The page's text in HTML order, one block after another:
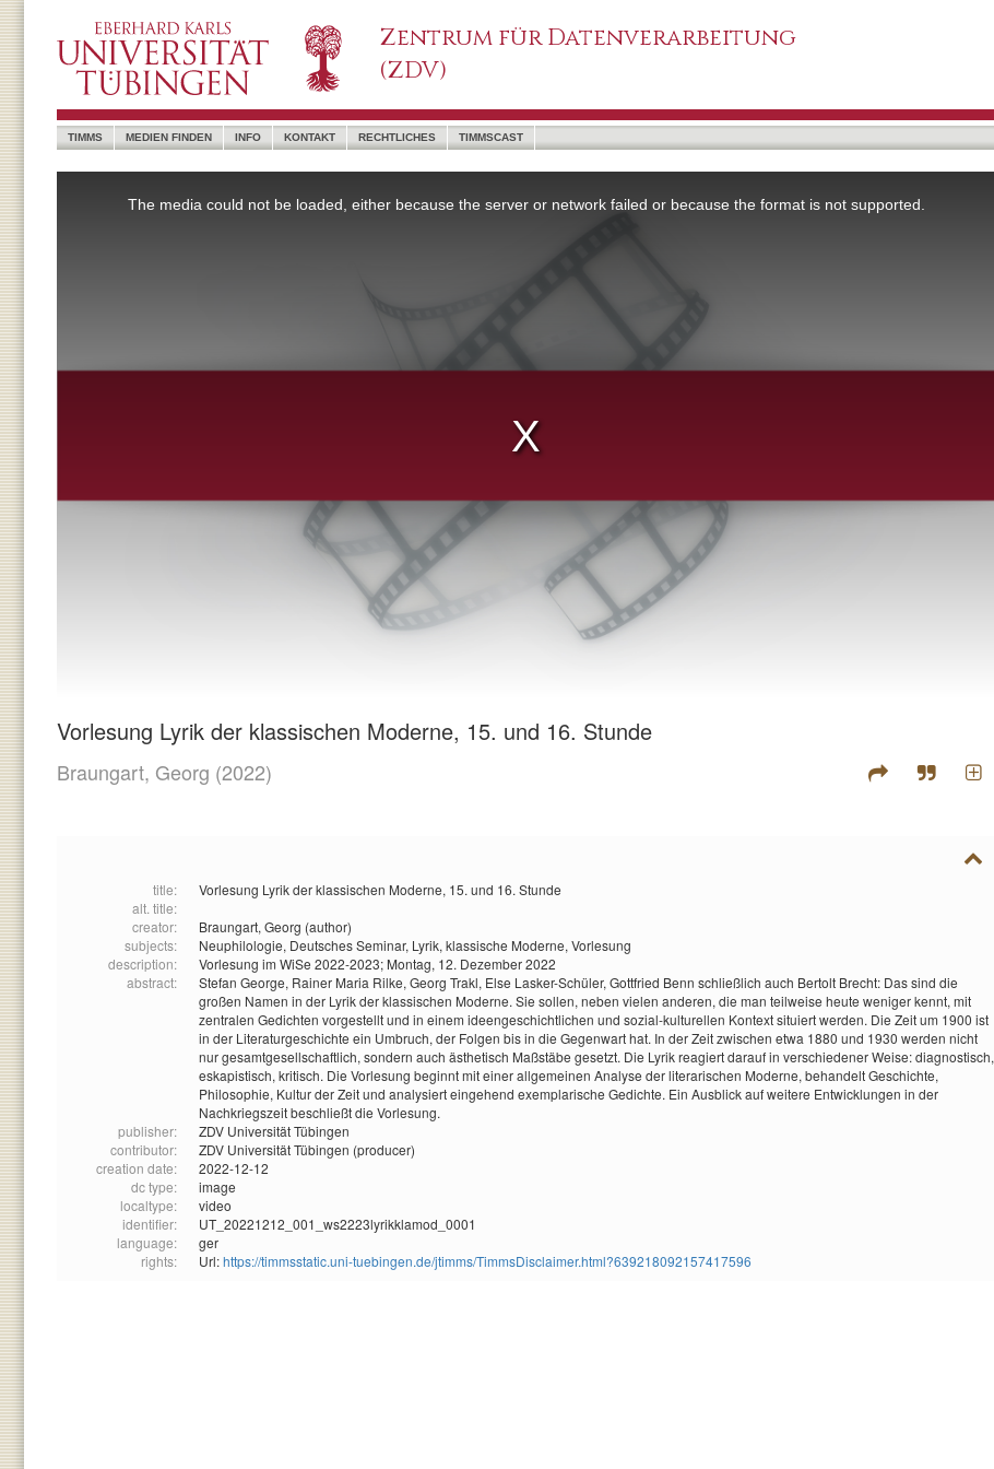
Zentrum für Datenverarbeitung
(ZDV)
TIMMS MEDIEN FINDEN INFO KONTAKT RECHTLICHES TIMMSCAST
Vorlesung Lyrik der klassischen Moderne, 15. und 16. Stunde
Braungart, Georg (2022)
title:
Vorlesung Lyrik der klassischen Moderne, 15. und 16. Stunde
alt. title:
creator:
Braungart, Georg (author)
subjects:
Neuphilologie, Deutsches Seminar, Lyrik, klassische Moderne, Vorlesung
description:
Vorlesung im WiSe 2022-2023; Montag, 12. Dezember 2022
abstract:
Stefan George, Rainer Maria Rilke, Georg Trakl, Else Lasker-Schüler, Gottfried Benn schließlich auch Bertolt Brecht: Das sind die
großen Namen in der Lyrik der klassischen Moderne. Sie sollen, neben vielen anderen, die man teilweise heute weniger kennt, mit
zentralen Gedichten vorgestellt und in einem ideengeschichtlichen und sozial-kulturellen Kontext situiert werden. Die Zeit um 1900 ist
in der Literaturgeschichte ein Umbruch, der Folgen bis in die Gegenwart hat. In der Zeit zwischen etwa 1880 und 1930 werden nicht
nur gesamtgesellschaftlich, sondern auch ästhetisch Maßstäbe gesetzt. Die Lyrik reagiert darauf in verschiedener Weise: diagnostisch,
eskapistisch, kritisch. Die Vorlesung beginnt mit einer allgemeinen Analyse der literarischen Moderne, behandelt Geschichte,
Philosophie, Kultur der Zeit und analysiert eingehend exemplarische Gedichte. Ein Ausblick auf weitere Entwicklungen in der
Nachkriegszeit beschließt die Vorlesung.
publisher:
ZDV Universität Tübingen
contributor:
ZDV Universität Tübingen (producer)
creation date:
2022-12-12
dc type:
image
localtype:
video
identifier:
UT_20221212_001_ws2223lyrikklamod_0001
language:
ger
rights:
Url:https://timmsstatic.uni-tuebingen.de/jtimms/TimmsDisclaimer.html?639218092157417596